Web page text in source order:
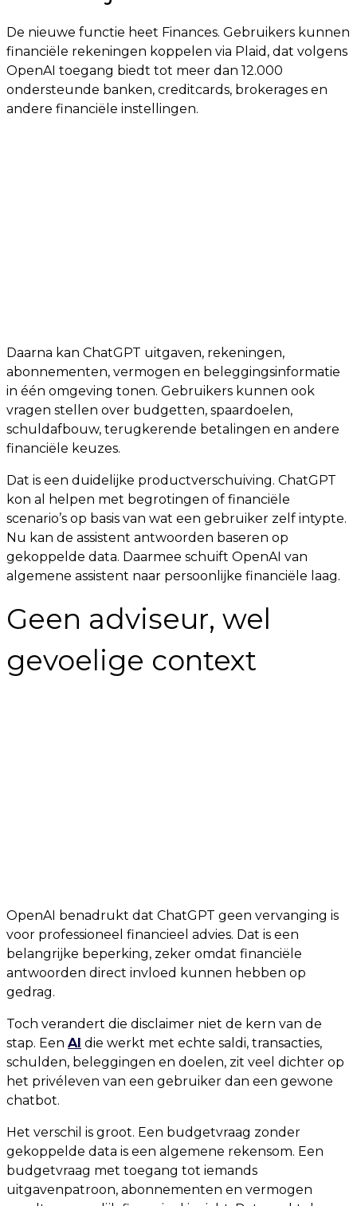
De nieuwe functie heet Finances. Gebruikers kunnen
financiële rekeningen koppelen via Plaid, dat volgens
OpenAI toegang biedt tot meer dan 12.000
ondersteunde banken, creditcards, brokerages en
andere financiële instellingen.
Daarna kan ChatGPT uitgaven, rekeningen,
abonnementen, vermogen en beleggingsinformatie
in één omgeving tonen. Gebruikers kunnen ook
vragen stellen over budgetten, spaardoelen,
schuldafbouw, terugkerende betalingen en andere
financiële keuzes.
Dat is een duidelijke productverschuiving. ChatGPT
kon al helpen met begrotingen of financiële
scenario’s op basis van wat een gebruiker zelf intypte.
Nu kan de assistent antwoorden baseren op
gekoppelde data. Daarmee schuift OpenAI van
algemene assistent naar persoonlijke financiële laag.
Geen adviseur, wel
gevoelige context
OpenAI benadrukt dat ChatGPT geen vervanging is
voor professioneel financieel advies. Dat is een
belangrijke beperking, zeker omdat financiële
antwoorden direct invloed kunnen hebben op
gedrag.
Toch verandert die disclaimer niet de kern van de
stap. Een AI die werkt met echte saldi, transacties,
schulden, beleggingen en doelen, zit veel dichter op
het privéleven van een gebruiker dan een gewone
chatbot.
Het verschil is groot. Een budgetvraag zonder
gekoppelde data is een algemene rekensom. Een
budgetvraag met toegang tot iemands
uitgavenpatroon, abonnementen en vermogen